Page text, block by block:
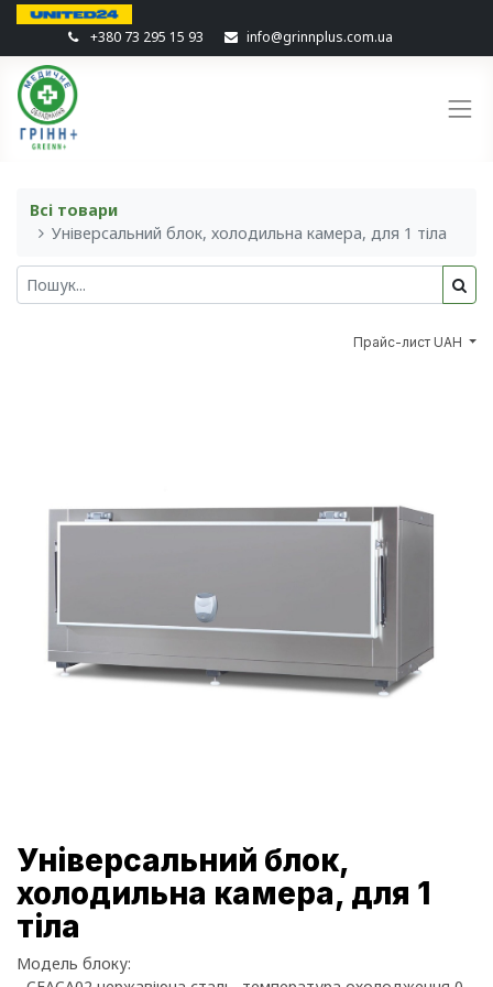
+380 73 295 15 93 info@grinnplus.com.ua
Всі товари
Універсальний блок, холодильна камера, для 1 тіла
Прайс-лист UAH
Універсальний блок,
холодильна камера, для 1
тіла
Модель блоку: